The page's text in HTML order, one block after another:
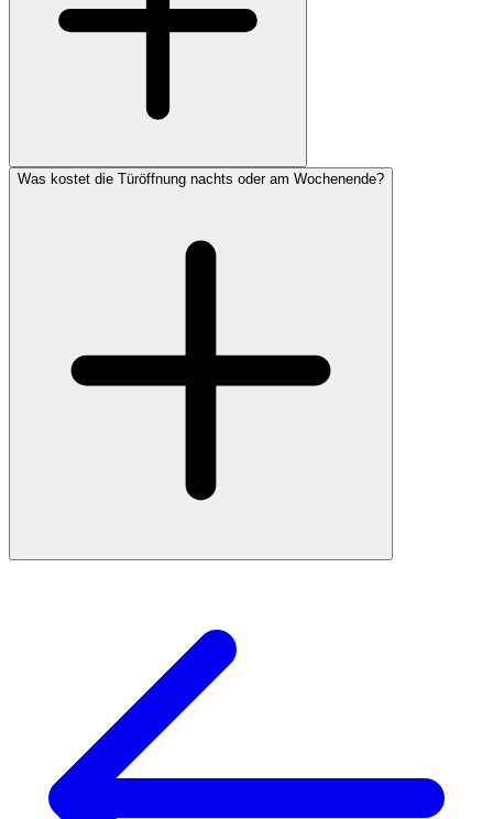
Was kostet die Türöffnung nachts oder am Wochenende?